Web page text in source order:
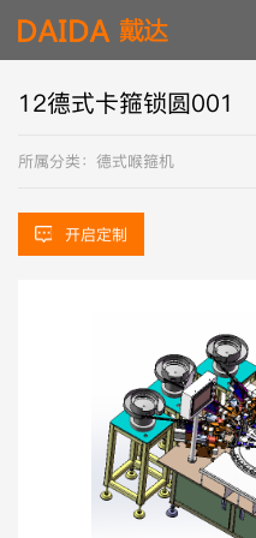
12德式卡箍锁圆001
所属分类：德式喉箍机
开启定制